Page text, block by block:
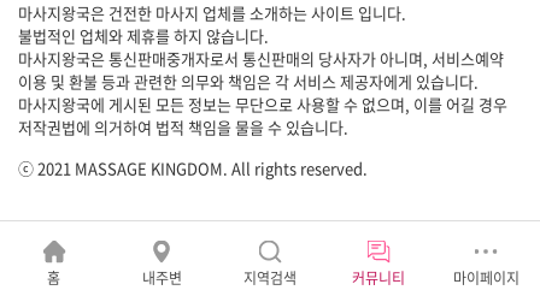
홈 내주변 지역검색 커뮤니티 마이페이지
마사지왕국은 건전한 마사지 업체를 소개하는 사이트 입니다.
불법적인 업체와 제휴를 하지 않습니다.
마사지왕국은 통신판매중개자로서 통신판매의 당사자가 아니며, 서비스예약
이용 및 환불 등과 관련한 의무와 책임은 각 서비스 제공자에게 있습니다.
마사지왕국에 게시된 모든 정보는 무단으로 사용할 수 없으며, 이를 어길 경우
저작권법에 의거하여 법적 책임을 물을 수 있습니다.
ⓒ 2021 MASSAGE KINGDOM. All rights reserved.